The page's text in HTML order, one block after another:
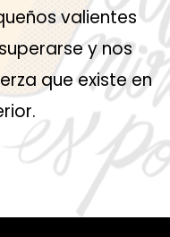
valientes
y nos
que existe en